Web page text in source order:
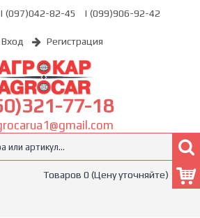
| (097)042-82-45 | (099)906-92-42
Вход Регистрация
77-18
Товаров 0 (Цену уточняйте)